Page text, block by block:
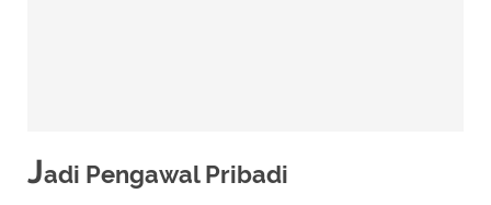
Jadi Pengawal Pribadi